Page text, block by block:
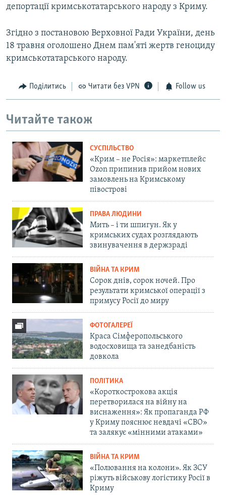
депортації кримськотатарського народу з Криму.
Згідно з постановою Верховної Ради України, день
18 травня оголошено Днем пам'яті жертв геноциду
кримськотатарського народу.
Поділитись Читати без VPN Follow us
Читайте також
СУСПІЛЬСТВО
«Крим – не Росія»: маркетплейс
Ozon припинив прийом нових
замовлень на Кримському
півострові
ПРАВА ЛЮДИНИ
Мить – і ти шпигун. Як у
кримських судах розглядають
звинувачення в держзраді
ВІЙНА ТА КРИМ
Сорок днів, сорок ночей. Про
результати кримської операції з
примусу Росії до миру
ФОТОГАЛЕРЕЇ
Краса Сімферопольського
водосховища та занедбаність
довкола
ПОЛІТИКА
«Короткострокова акція
перетворилася на війну на
виснаження»: Як пропаганда РФ
у Криму пояснює невдачі «СВО»
та залякує «мінними атаками»
ВІЙНА ТА КРИМ
«Полювання на колони». Як ЗСУ
ріжуть військову логістику Росії в
Криму